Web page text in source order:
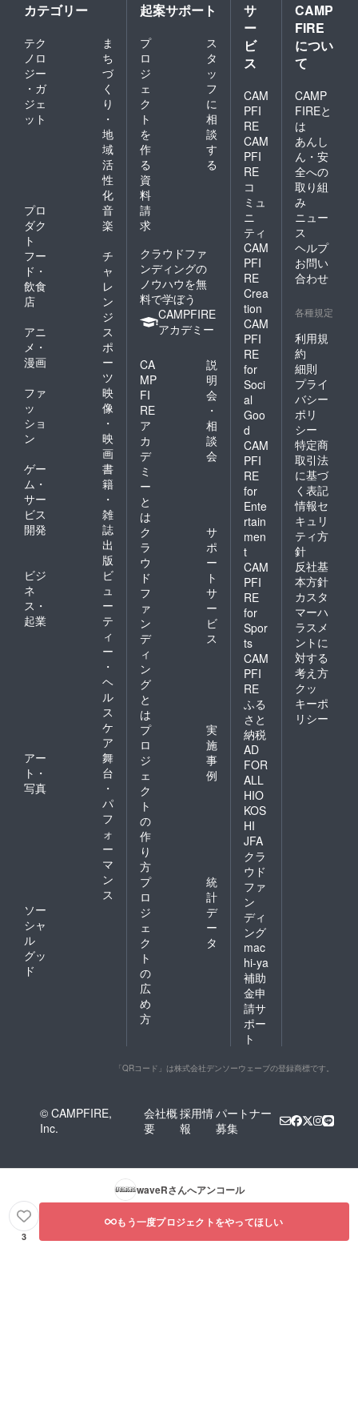
カテゴリー
テク
ノロ
ジー
・ガ
ジェ
ット
ま
ち
づ
く
り
・
地
域
活
性
化
プロ
ダク
ト
音
楽
フー
ド・
飲食
店
チ
ャ
レ
ン
ジ
アニ
メ・
漫画
ス
ポ
ー
ツ
ファ
ッ
ショ
ン
映
像
・
映
画
ゲー
ム・
サー
ビス
開発
書
籍
・
雑
誌
出
版
ビジ
ネ
ス・
起業
ビ
ュ
ー
テ
ィ
ー
・
ヘ
ル
ス
ケ
ア
アー
ト・
写真
舞
台
・
パ
フ
ォ
ー
マ
ン
ス
ソー
シャ
ル
グッ
ド
起案サポート
プ
ロ
ジ
ェ
ク
ト
を
作
る
ス
タ
ッ
フ
に
相
談
す
る
資
料
請
求
クラウドファ
ンディングの
ノウハウを無
料で学ぼう
CAMPFIRE
アカデミー
CA
MP
FI
RE
ア
カ
デ
ミ
ー
と
は
説
明
会
・
相
談
会
ク
ラ
ウ
ド
フ
ァ
ン
デ
ィ
ン
グ
と
は
サ
ポ
ー
ト
サ
ー
ビ
ス
プ
ロ
ジ
ェ
ク
ト
の
作
り
方
実
施
事
例
プ
ロ
ジ
ェ
ク
ト
の
広
め
方
統
計
デ
ー
タ
サ
ー
ビ
ス
CAM
PFI
RE
CAM
PFI
RE
コ
ミュ
ニ
ティ
CAM
PFI
RE
Crea
tion
CAM
PFI
RE
for
Soci
al
Goo
d
CAM
PFI
RE
for
Ente
rtain
men
t
CAM
PFI
RE
for
Spor
ts
CAM
PFI
RE
ふる
さと
納税
AD
FOR
ALL
HIO
KOS
HI
JFA
クラ
ウド
ファ
ン
ディ
ング
mac
hi-ya
補助
金申
請サ
ポー
ト
CAMP
FIRE
につい
て
CAMP
FIREと
は
あんし
ん・安
全への
取り組
み
ニュー
ス
ヘルプ
お問い
合わせ
各種規定
利用規
約
細則
プライ
バシー
ポリ
シー
特定商
取引法
に基づ
く表記
情報セ
キュリ
ティ方
針
反社基
本方針
カスタ
マーハ
ラスメ
ントに
対する
考え方
クッ
キーポ
リシー
「QRコード」は株式会社デンソーウェーブの登録商標です。
© CAMPFIRE,
Inc.
会社概
要
採用情
報
パートナー
募集
waveRさんへアンコール
3
もう一度プロジェクトをやってほしい